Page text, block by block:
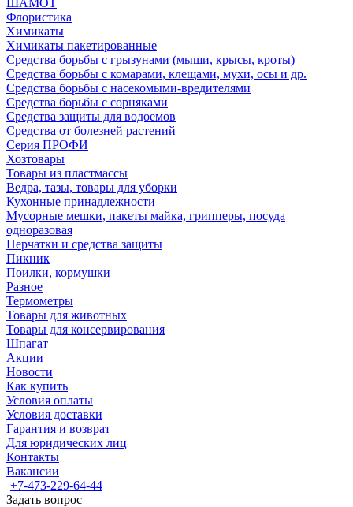
ШАМОТ
Флористика
Химикаты
Химикаты пакетированные
Средства борьбы с грызунами (мыши, крысы, кроты)
Средства борьбы с комарами, клещами, мухи, осы и др.
Средства борьбы с насекомыми-вредителями
Средства борьбы с сорняками
Средства защиты для водоемов
Средства от болезней растений
Серия ПРОФИ
Хозтовары
Товары из пластмассы
Ведра, тазы, товары для уборки
Кухонные принадлежности
Мусорные мешки, пакеты майка, грипперы, посуда
одноразовая
Перчатки и средства защиты
Пикник
Поилки, кормушки
Разное
Термометры
Товары для животных
Товары для консервирования
Шпагат
Акции
Новости
Как купить
Условия оплаты
Условия доставки
Гарантия и возврат
Для юридических лиц
Контакты
Вакансии
+7-473-229-64-44
Задать вопрос